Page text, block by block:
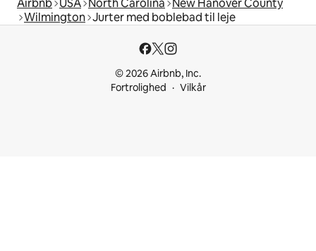
Airbnb USA North Carolina
New Hanover County
Wilmington Jurter med boblebad til leje
© 2026 Airbnb, Inc.
Fortrolighed
Vilkår